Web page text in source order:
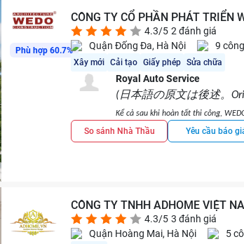
Phù hợp 60.7%
CÔNG TY CỔ PHẦN PHÁT TRIỂN
4.3/5 2 đánh giá
Quận Đống Đa, Hà Nội
9
Xây mới Cải tạo Giấy phép Sửa chữa
Royal Auto Service
(日本語の原文は後述。
Kể cả sau khi hoàn tất thi công,
vời. Cánh cửa từ trước khi cải tạo đã
nhưng họ vẫn hỗ trợ xử lý rất kịp
Về chất lượng thi công, do xuất thân
trường, tôi có thể hiểu đây là vấn
Mặt khác, so sánh với chất lượng thi
So sánh Nhà Thầu Yêu cầu báo
CÔNG TY TNHH ADHOME VIỆT
4.3/5 3 đánh giá
Quận Hoàng Mai, Hà Nội
5